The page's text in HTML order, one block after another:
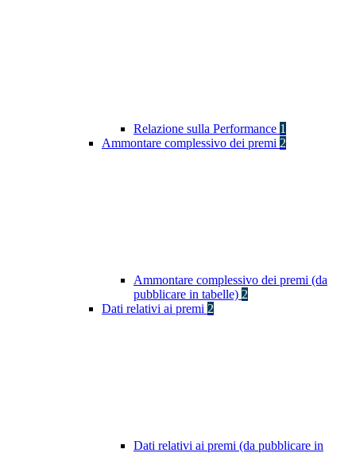
Relazione sulla Performance 1
Ammontare complessivo dei premi 2
Ammontare complessivo dei premi (da
pubblicare in tabelle) 2
Dati relativi ai premi 2
Dati relativi ai premi (da pubblicare in